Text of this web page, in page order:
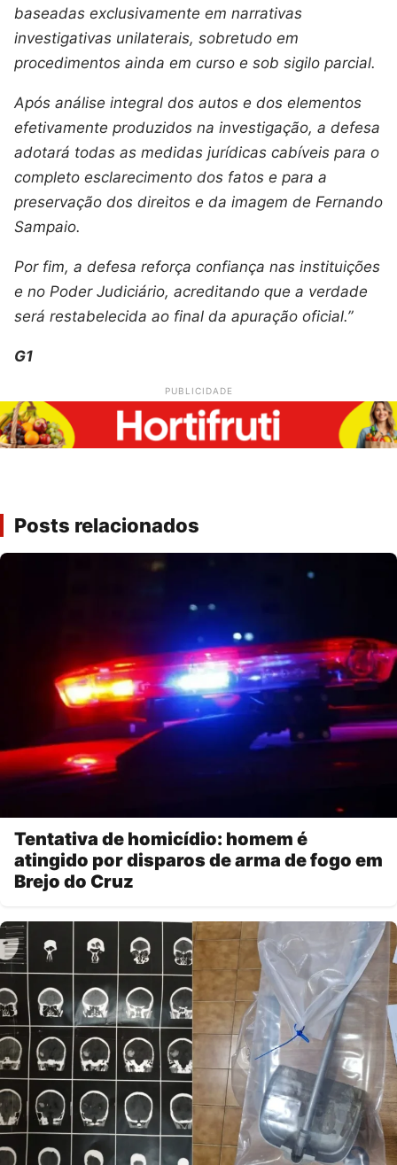
baseadas exclusivamente em narrativas
investigativas unilaterais, sobretudo em
procedimentos ainda em curso e sob sigilo parcial.
Após análise integral dos autos e dos elementos
efetivamente produzidos na investigação, a defesa
adotará todas as medidas jurídicas cabíveis para o
completo esclarecimento dos fatos e para a
preservação dos direitos e da imagem de Fernando
Sampaio.
Por fim, a defesa reforça confiança nas instituições
e no Poder Judiciário, acreditando que a verdade
será restabelecida ao final da apuração oficial.”
G1
PUBLICIDADE
Posts relacionados
Tentativa de homicídio: homem é
atingido por disparos de arma de fogo em
Brejo do Cruz